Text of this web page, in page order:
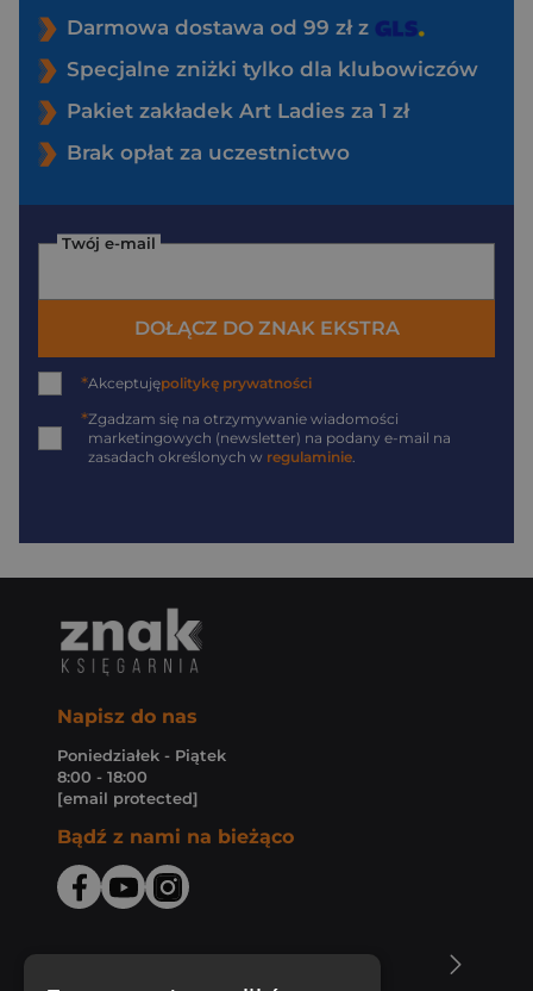
Darmowa dostawa od 99 zł z
Specjalne zniżki tylko dla klubowiczów
Pakiet zakładek Art Ladies za 1 zł
Brak opłat za uczestnictwo
Twój e-mail
DOŁĄCZ DO ZNAK EKSTRA
*Akceptujępolitykę prywatności
*Zgadzam się na otrzymywanie wiadomości
marketingowych (newsletter) na podany e-mail na
zasadach określonych w regulaminie.
Napisz do nas
Poniedziałek - Piątek
8:00 - 18:00
[email protected]
Bądź z nami na bieżąco